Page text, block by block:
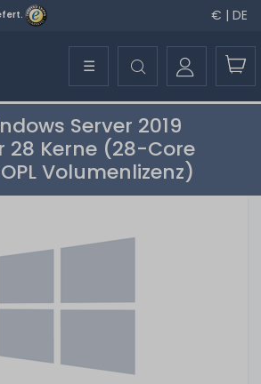
€ | DE
☰
Server 2019
28 Kerne (28-Core
Volumenlizenz)